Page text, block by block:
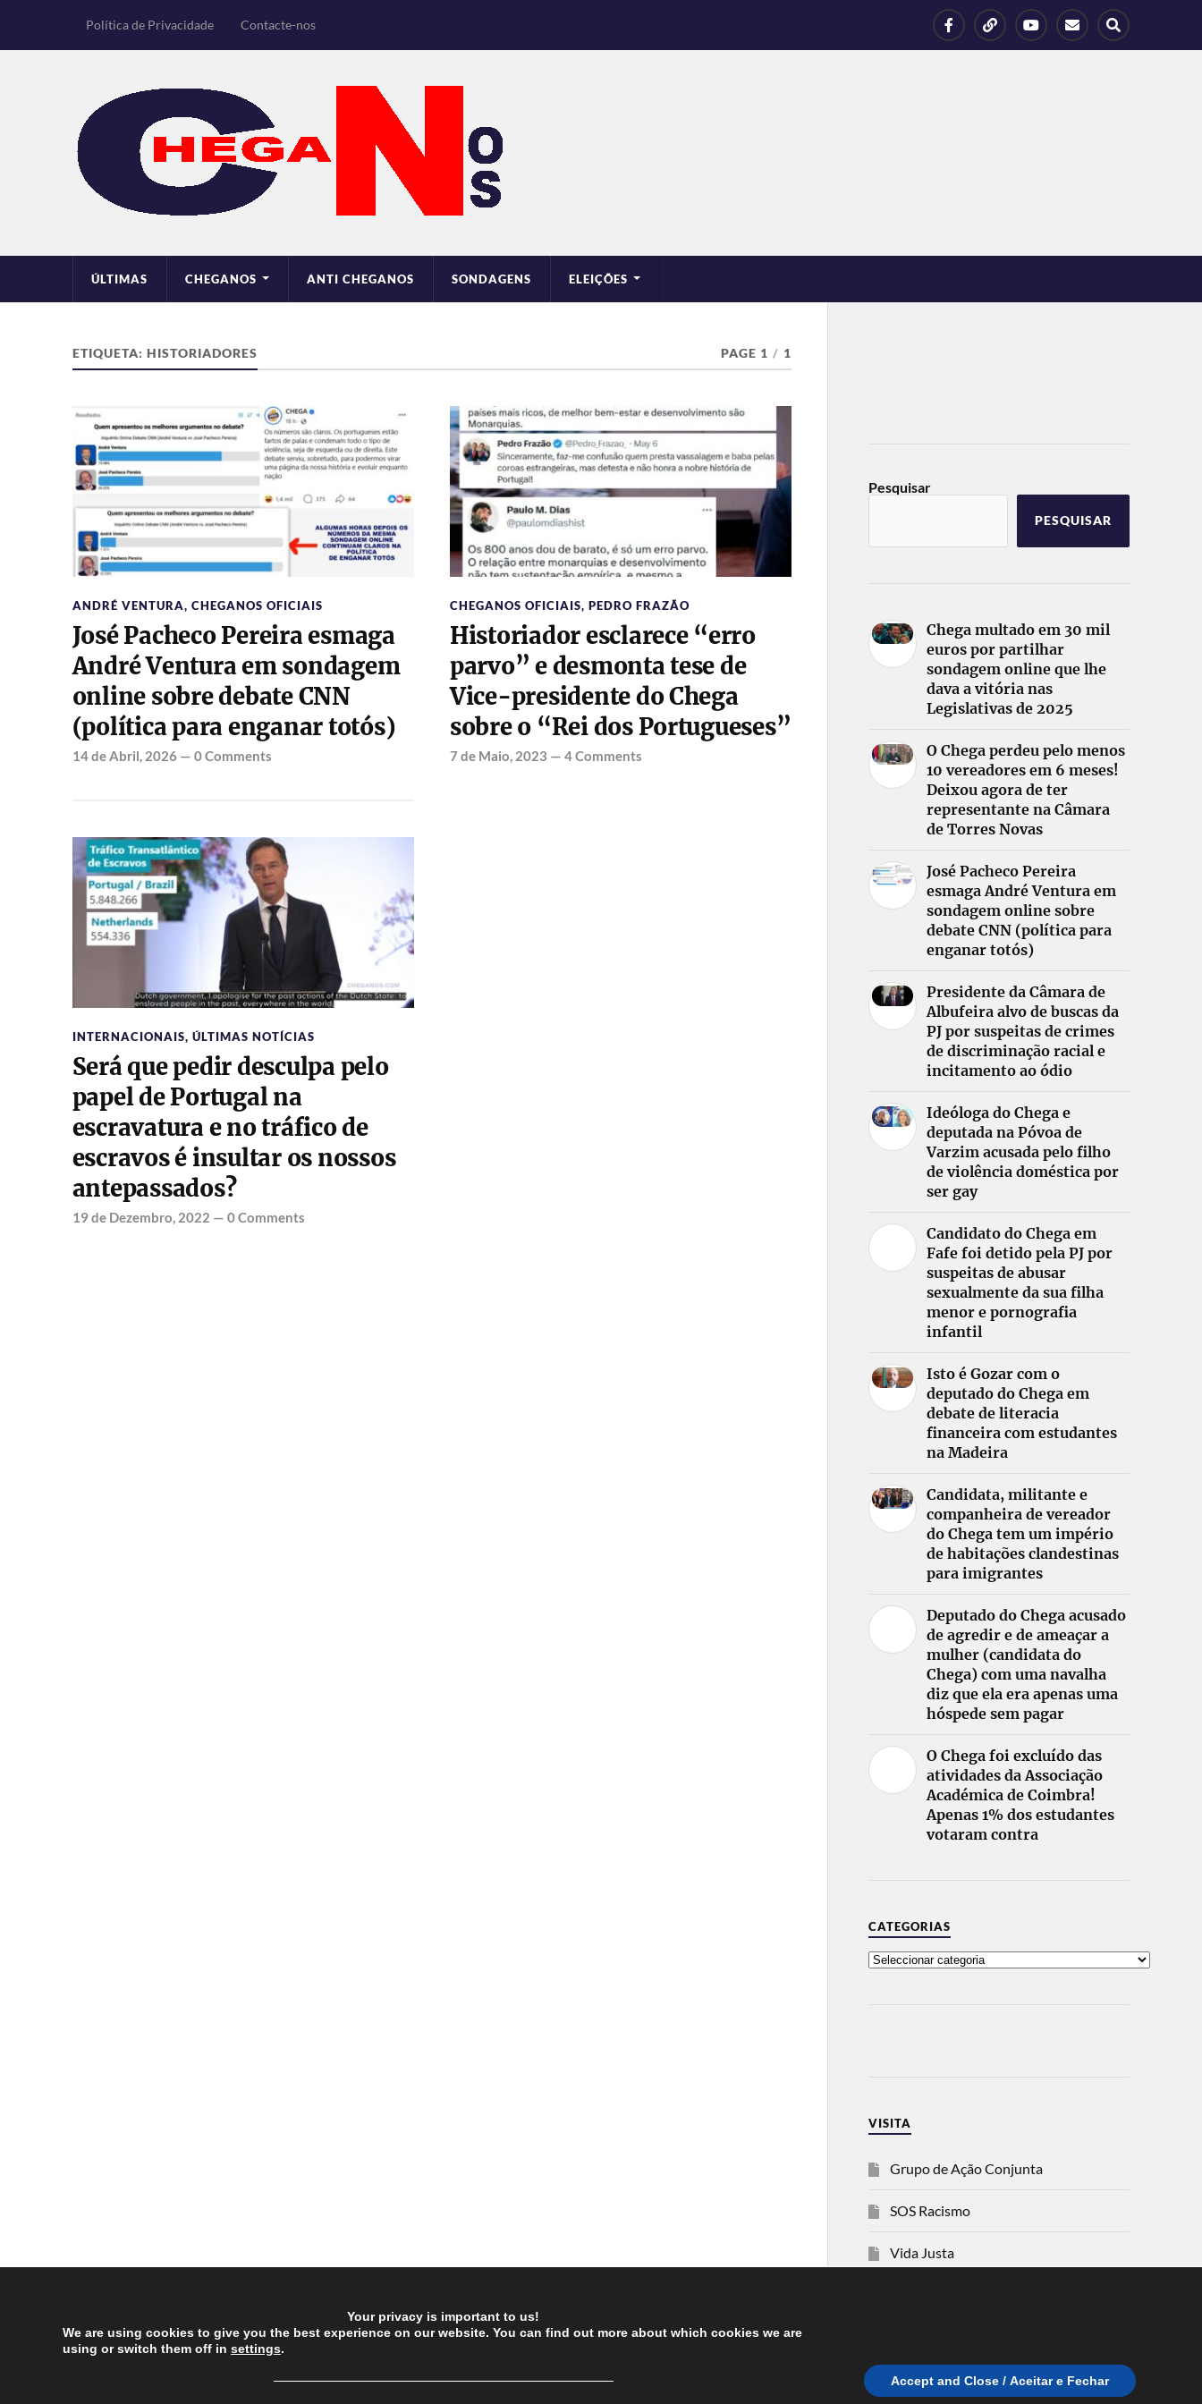
Política de Privacidade Contacte-nos
ÚLTIMAS CHEGANOS ANTI CHEGANOS SONDAGENS ELEIÇÕES
ETIQUETA: HISTORIADORES PAGE 1 / 1
ANDRÉ VENTURA, CHEGANOS OFICIAIS
José Pacheco Pereira esmaga
André Ventura em sondagem
online sobre debate CNN
(política para enganar totós)
14 de Abril, 2026— 0 Comments
CHEGANOS OFICIAIS, PEDRO FRAZÃO
Historiador esclarece “erro
parvo” e desmonta tese de
Vice-presidente do Chega
sobre o “Rei dos Portugueses”
7 de Maio, 2023 — 4 Comments
INTERNACIONAIS, ÚLTIMAS NOTÍCIAS
Será que pedir desculpa pelo
papel de Portugal na
escravatura e no tráfico de
escravos é insultar os nossos
antepassados?
19 de Dezembro, 2022 — 0 Comments
Pesquisar
PESQUISAR
Chega multado em 30 mil
euros por partilhar
sondagem online que lhe
dava a vitória nas
Legislativas de 2025
O Chega perdeu pelo menos
10 vereadores em 6 meses!
Deixou agora de ter
representante na Câmara
de Torres Novas
José Pacheco Pereira
esmaga André Ventura em
sondagem online sobre
debate CNN (política para
enganar totós)
Presidente da Câmara de
Albufeira alvo de buscas da
PJ por suspeitas de crimes
de discriminação racial e
incitamento ao ódio
Ideóloga do Chega e
deputada na Póvoa de
Varzim acusada pelo filho
de violência doméstica por
ser gay
Candidato do Chega em
Fafe foi detido pela PJ por
suspeitas de abusar
sexualmente da sua filha
menor e pornografia
infantil
Isto é Gozar com o
deputado do Chega em
debate de literacia
financeira com estudantes
na Madeira
Candidata, militante e
companheira de vereador
do Chega tem um império
de habitações clandestinas
para imigrantes
Deputado do Chega acusado
de agredir e de ameaçar a
mulher (candidata do
Chega) com uma navalha
diz que ela era apenas uma
hóspede sem pagar
O Chega foi excluído das
atividades da Associação
Académica de Coimbra!
Apenas 1% dos estudantes
votaram contra
CATEGORIAS
VISITA
Grupo de Ação Conjunta
SOS Racismo
Vida Justa
Your privacy is important to us!
We are using cookies to give you the best experience on our website. You can find out more about which cookies we are
using or switch them off in settings.
────────────────────────────────────── Accept and Close / Aceitar e Fechar